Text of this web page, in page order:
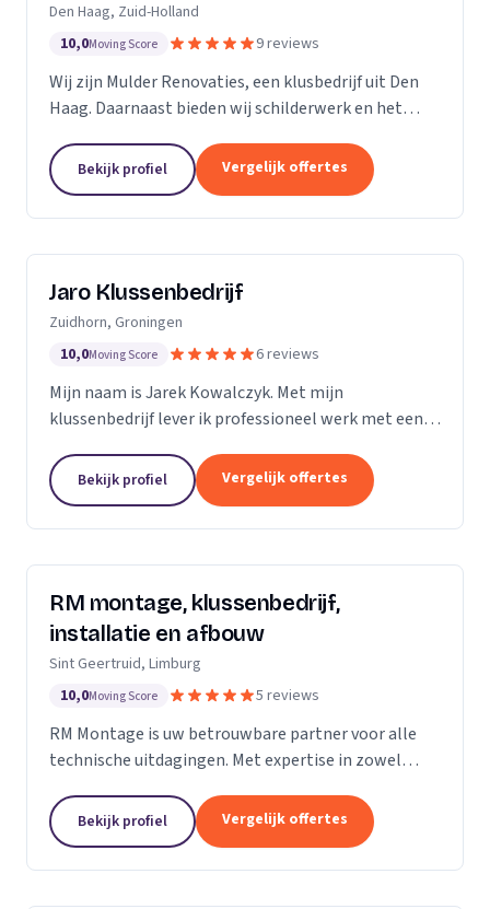
Den Haag, Zuid-Holland
10,0Moving Score 9 reviews
Wij zijn Mulder Renovaties, een klusbedrijf uit Den
Haag. Daarnaast bieden wij schilderwerk en het
Bekijk profiel Vergelijk offertes
Jaro Klussenbedrijf
Zuidhorn, Groningen
10,0Moving Score 6 reviews
Mijn naam is Jarek Kowalczyk. Met mijn
klussenbedrijf lever ik professioneel werk met een
woning of bedrijfspand binnen enkele dagen
geregeld? Ik...
Bekijk profiel Vergelijk offertes
RM montage, klussenbedrijf,
installatie en afbouw
Sint Geertruid, Limburg
10,0Moving Score 5 reviews
RM Montage is uw betrouwbare partner voor alle
technische uitdagingen. Met expertise in zowel
een breed scala aan diensten aan. Van meterkasten
en...
Bekijk profiel Vergelijk offertes